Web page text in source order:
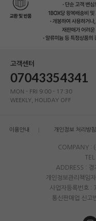
고객센터
07043354341
MON - FRI 9:00 - 17:30
WEEKLY, HOLIDAY OFF
이용안내 개인정보 처리방침
COMPANY :
ADDRESS : 경
개인정보관리책임
사업자등록번호
통신판매업 신